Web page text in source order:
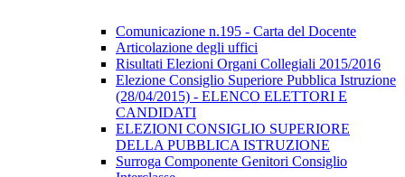
Comunicazione n.195 - Carta del Docente
Articolazione degli uffici
Risultati Elezioni Organi Collegiali 2015/2016
Elezione Consiglio Superiore Pubblica Istruzione
(28/04/2015) - ELENCO ELETTORI E
CANDIDATI
ELEZIONI CONSIGLIO SUPERIORE
DELLA PUBBLICA ISTRUZIONE
Surroga Componente Genitori Consiglio